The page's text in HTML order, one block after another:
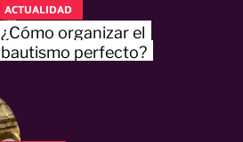
ACTUALIDAD
¿Cómo organizar el
bautismo perfecto?